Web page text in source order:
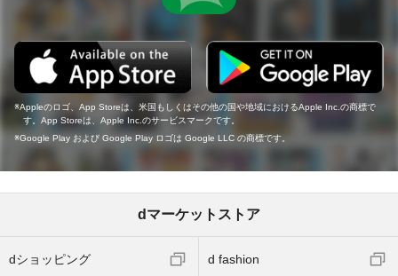
Appleのロゴ、App Storeは、米国もしくはその他の国や地域におけるApple Inc.の商標で
す。App Storeは、Apple Inc.のサービスマークです。
Google Play および Google Play ロゴは Google LLC の商標です。
dマーケットストア
dショッピング d fashion